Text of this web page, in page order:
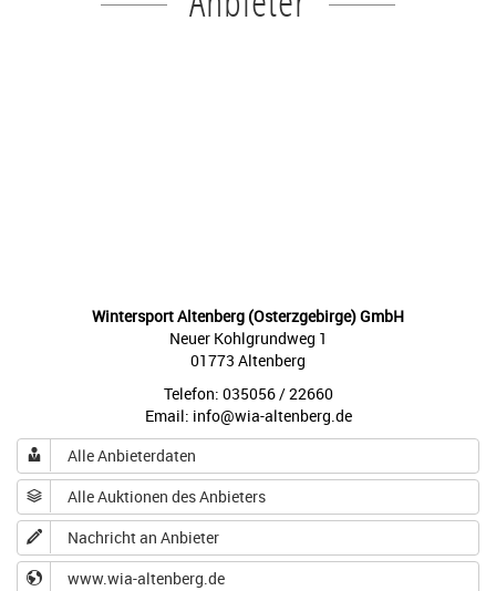
Wintersport Altenberg (Osterzgebirge) GmbH
Neuer Kohlgrundweg 1
01773 Altenberg
Telefon: 035056 / 22660
Email: info@wia-altenberg.de
Alle Anbieterdaten
Alle Auktionen des Anbieters
Nachricht an Anbieter
www.wia-altenberg.de